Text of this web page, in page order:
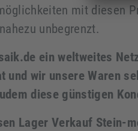
mit diesen
unbegrenzt.
ein weltweites
und wir unsere Waren
diese günstigen
Lager Verkauf Stein-